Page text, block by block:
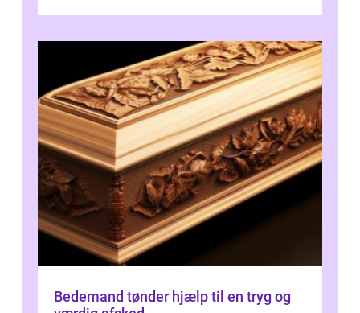
Bedemand tønder hjælp til en tryg og